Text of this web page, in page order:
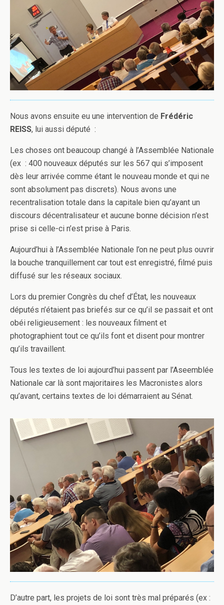
Nous avons ensuite eu une intervention de Frédéric
REISS, lui aussi député :
Les choses ont beaucoup changé à l’Assemblée Nationale
(ex : 400 nouveaux députés sur les 567 qui s’imposent
dès leur arrivée comme étant le nouveau monde et qui ne
sont absolument pas discrets). Nous avons une
recentralisation totale dans la capitale bien qu’ayant un
discours décentralisateur et aucune bonne décision n’est
prise si celle-ci n’est prise à Paris.
Aujourd’hui à l’Assemblée Nationale l’on ne peut plus ouvrir
la bouche tranquillement car tout est enregistré, filmé puis
diffusé sur les réseaux sociaux.
Lors du premier Congrès du chef d’État, les nouveaux
députés n’étaient pas briefés sur ce qu’il se passait et ont
obéi religieusement : les nouveaux filment et
photographient tout ce qu’ils font et disent pour montrer
qu’ils travaillent.
Tous les textes de loi aujourd’hui passent par l’Aseemblée
Nationale car là sont majoritaires les Macronistes alors
qu’avant, certains textes de loi démarraient au Sénat.
D’autre part, les projets de loi sont très mal préparés (ex :